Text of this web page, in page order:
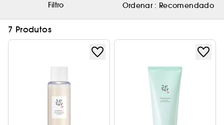
Filtro Ordenar : Recomendado
7 Produtos